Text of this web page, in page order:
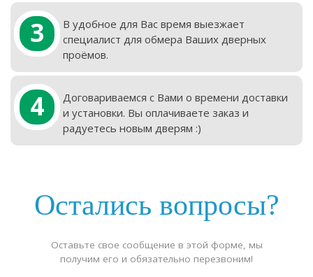
3
В удобное для Вас время выезжает
специалист для обмера Ваших дверных
проёмов.
4
Договариваемся с Вами о времени доставки
и установки. Вы оплачиваете заказ и
радуетесь новым дверям :)
Остались вопросы?
Оставьте свое сообщение в этой форме, мы
получим его и обязательно перезвоним!